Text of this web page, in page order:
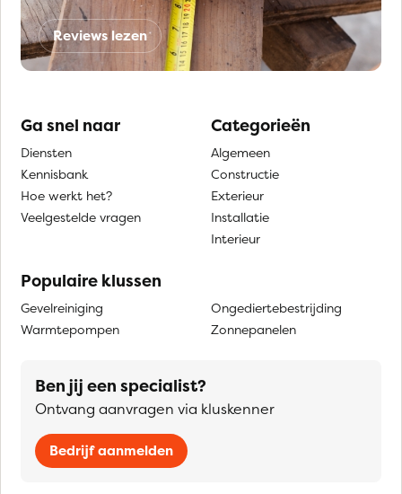
Reviews lezen
Ga snel naar
Diensten
Kennisbank
Hoe werkt het?
Veelgestelde vragen
Categorieën
Algemeen
Constructie
Exterieur
Installatie
Interieur
Populaire klussen
Gevelreiniging
Warmtepompen
Ongediertebestrijding
Zonnepanelen
Ben jij een specialist?
Ontvang aanvragen via kluskenner
Bedrijf aanmelden